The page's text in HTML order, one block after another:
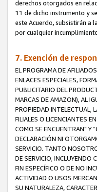
derechos otorgados en
11 de dicho instrumento y
este Acuerdo, subsistirán a
por cualquier
7. Exención de
EL PROGRAMA DE
ENLACES ESPECIALES,
PUBLICITARIO DEL
MARCAS DE AMAZON), AL
PROPIEDAD INTELECTUAL,
FILIALES O LICENCIANTES
COMO SE ENCUENTRAN" Y
DECLARACIÓN NI
SERVICIO. TANTO
DE SERVICIO, INCLUYENDO
FIN ESPECÍFICO O DE NO
ACTIVIDAD O USOS
SU NATURALEZA,